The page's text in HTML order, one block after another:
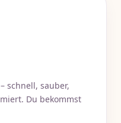
schnell, sauber,
Du bekommst